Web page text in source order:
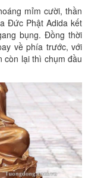
mỉm cười, thần
Đức Phật Adida kết
bụng. Đồng thời
về phía trước, với
còn lại thì chụm đầu